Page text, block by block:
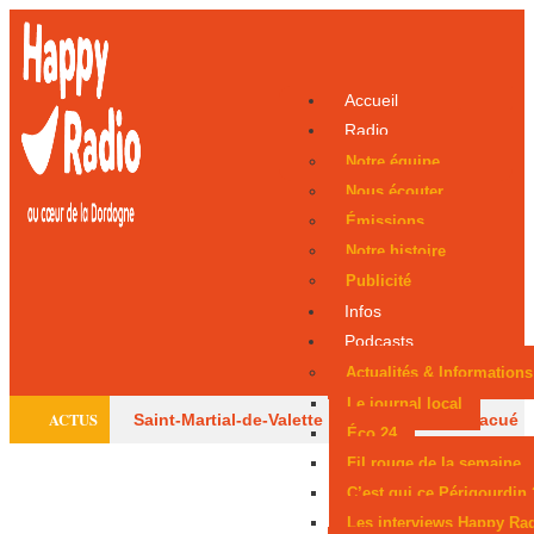
Accueil
Radio
Notre équipe
Nous écouter
Émissions
Notre histoire
Publicité
Infos
Podcasts
Actualités & Informations
Le journal local
Éco 24
Fil rouge de la semaine
C’est qui ce Périgourdin
Les interviews Happy
ACTUS Saint-Martial-de-Valette : un adolescent évacué
Le centre équestre de
Périgueux